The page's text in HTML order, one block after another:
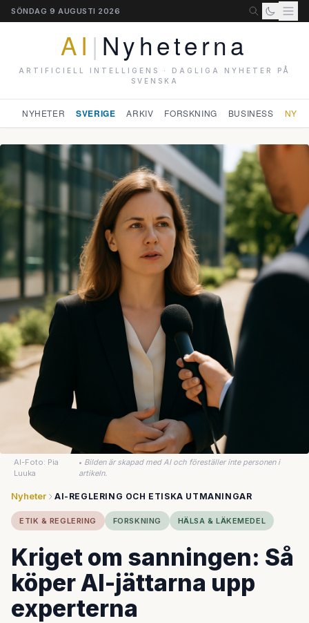
SÖNDAG 9 AUGUSTI 2026
AI | Nyheterna
ARTIFICIELL INTELLIGENS · DAGLIGA NYHETER PÅ
SVENSKA
NYHETER SVERIGE ARKIV FORSKNING BUSINESS
AI-Foto: Pia
Luuka
• Bilden är skapad med AI och föreställer inte personen i
artikeln.
Nyheter AI-REGLERING OCH ETISKA UTMANINGAR
ETIK & REGLERING FORSKNING HÄLSA & LÄKEMEDEL
Kriget om sanningen: Så
köper AI-jättarna upp
experterna